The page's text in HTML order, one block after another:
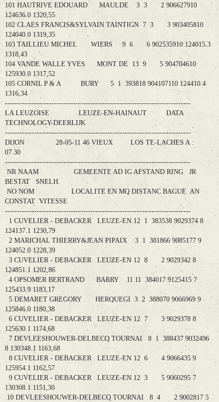
101 HAUTRIVE EDOUARD MAULDE 3 3 2 906627910
124636.0 1320,55
102 CLAES FRANCIS&SYLVAIN TAINTIGN 7 3 3 903405810
124040.0 1319,35
103 TAILLIEU MICHEL WIERS 9 6 6 902535910 124015.3
1318,43
104 VANDE WALLE YVES MONT DE 13 9 5 904704610
125930.0 1317,52
105 CORNIL P & A BURY 5 1 393818 904107110 124410.4
1316,34
----------------------------------------------------------------------------
LA LEUZOISE LEUZE-EN-HAINAUT DATA
TECHNOLOGY-DEERLIJK
----------------------------------------------------------------------------
DIJON 28-05-11 46 VIEUX LOS TE-LACHES A :
07.30
----------------------------------------------------------------------------
NR NAAM GEMEENTE AD IG AFSTAND RING JR
BESTAT SNELH.
NO NOM LOCALITE EN MQ DISTANC BAGUE AN
CONSTAT VITESSE
----------------------------------------------------------------------------
1 CUVELIER - DEBACKER LEUZE-EN 12 1 383538 9029374 8
124137.1 1230,79
2 MARICHAL THIERRY&JEAN PIPAIX 3 1 381866 9085177 9
124052.0 1228,39
3 CUVELIER - DEBACKER LEUZE-EN 12 8 2 9029342 8
124851.1 1202,86
4 OPSOMER BERTRAND BARRY 11 11 384017 9125415 7
125433.9 1183,17
5 DEMARET GREGORY HERQUEGI 3 2 388070 9066969 9
125846.0 1180,38
6 CUVELIER - DEBACKER LEUZE-EN 12 7 3 9029378 8
125630.1 1174,68
7 DEVLEESHOUWER-DELBECQ TOURNAI 8 1 388437 9032496
8 130348.1 1163,68
8 CUVELIER - DEBACKER LEUZE-EN 12 6 4 9066435 9
125954.1 1162,57
9 CUVELIER - DEBACKER LEUZE-EN 12 3 5 9060295 7
130308.1 1151,30
10 DEVLEESHOUWER-DELBECQ TOURNAI 8 4 2 9002817 5